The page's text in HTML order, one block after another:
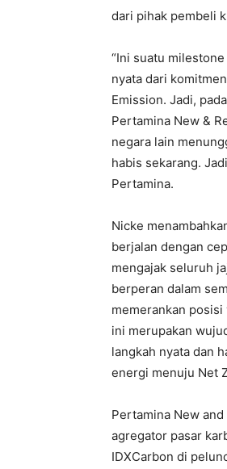
dari pihak pembeli
“Ini suatu
nyata dari
Emission. Jadi,
Pertamina New &
negara lain
habis sekarang.
Pertamina.
Nicke
berjalan dengan
mengajak seluruh
berperan dalam
memerankan
ini merupakan
langkah nyata dan
energi menuju Net
Pertamina New
agregator pasar
IDXCarbon di